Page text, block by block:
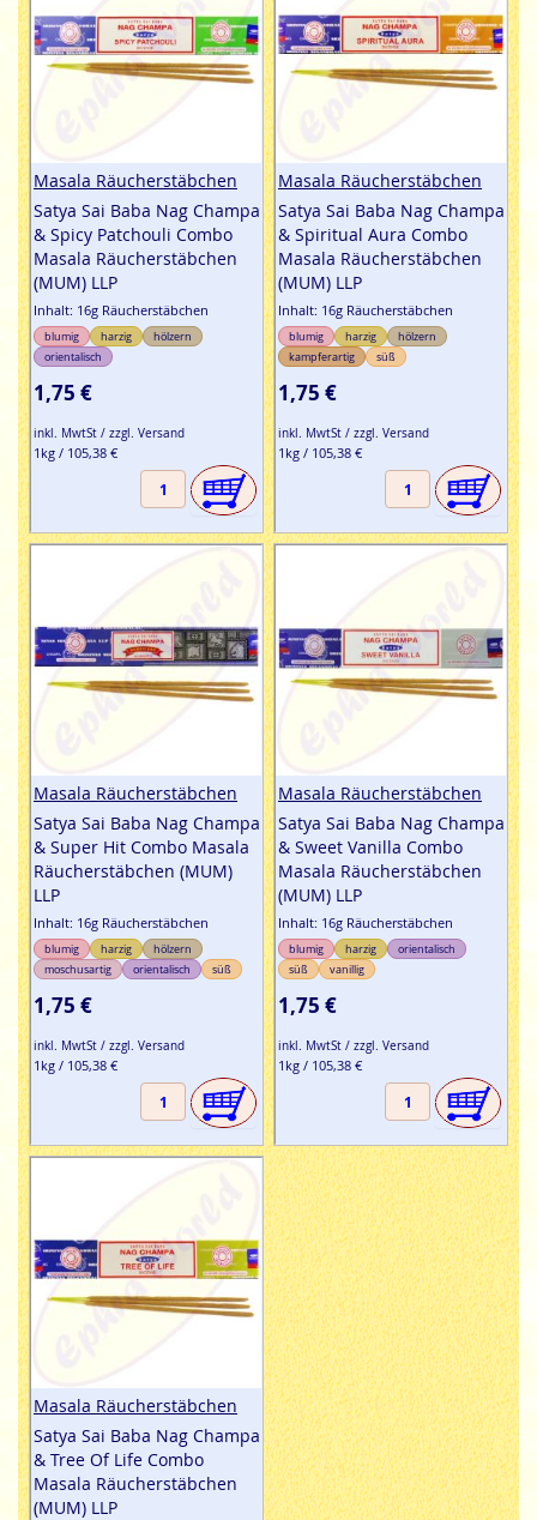
Masala Räucherstäbchen
Satya Sai Baba Nag Champa
& Spicy Patchouli Combo
Masala Räucherstäbchen
(MUM) LLP
Inhalt: 16g Räucherstäbchen
blumig harzig
hölzern
orientalisch
1,75 €
inkl. MwtSt / zzgl. Versand
1kg / 105,38 €
Masala Räucherstäbchen
Satya Sai Baba Nag Champa
& Spiritual Aura Combo
Masala Räucherstäbchen
(MUM) LLP
Inhalt: 16g Räucherstäbchen
blumig harzig
hölzern
kampferartig
süß
1,75 €
inkl. MwtSt / zzgl. Versand
1kg / 105,38 €
Masala Räucherstäbchen
Satya Sai Baba Nag Champa
& Super Hit Combo Masala
Räucherstäbchen (MUM)
LLP
Inhalt: 16g Räucherstäbchen
blumig harzig
hölzern
moschusartig
orientalisch süß
1,75 €
inkl. MwtSt / zzgl. Versand
1kg / 105,38 €
Masala Räucherstäbchen
Satya Sai Baba Nag Champa
& Sweet Vanilla Combo
Masala Räucherstäbchen
(MUM) LLP
Inhalt: 16g Räucherstäbchen
blumig harzig
orientalisch
süß
vanillig
1,75 €
inkl. MwtSt / zzgl. Versand
1kg / 105,38 €
Masala Räucherstäbchen
Satya Sai Baba Nag Champa
& Tree Of Life Combo
Masala Räucherstäbchen
(MUM) LLP